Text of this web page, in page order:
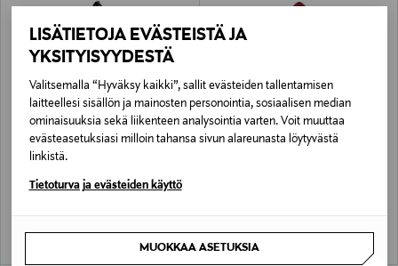
LISÄTIETOJA EVÄSTEISTÄ JA
YKSITYISYYDESTÄ
Valitsemalla “Hyväksy kaikki”, sallit evästeiden tallentamisen
laitteellesi sisällön ja mainosten personointia, sosiaalisen median
ominaisuuksia sekä liikenteen analysointia varten. Voit muuttaa
evästeasetuksiasi milloin tahansa sivun alareunasta löytyvästä
linkistä.
Tietoturva ja evästeiden käyttö
MUOKKAA ASETUKSIA
ETUKUPONKITUOTE UUTTA
MSCH COPENHAGEN
Original Price
59,95 €
ETUKUPONKITUOTE UUTTA